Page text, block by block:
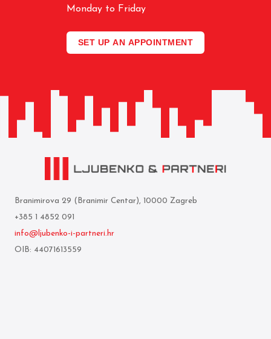
Monday to Friday
SET UP AN APPOINTMENT
Branimirova 29 (Branimir Centar), 10000 Zagreb
+385 1 4852 091
info@ljubenko-i-partneri.hr
OIB: 44071613559